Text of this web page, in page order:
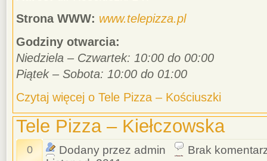
Strona WWW: www.telepizza.pl
Godziny otwarcia:
Niedziela – Czwartek: 10:00 do 00:00
Piątek – Sobota: 10:00 do 01:00
Czytaj więcej o Tele Pizza – Kościuszki
Tele Pizza – Kiełczowska
0 Dodany przez admin
Brak